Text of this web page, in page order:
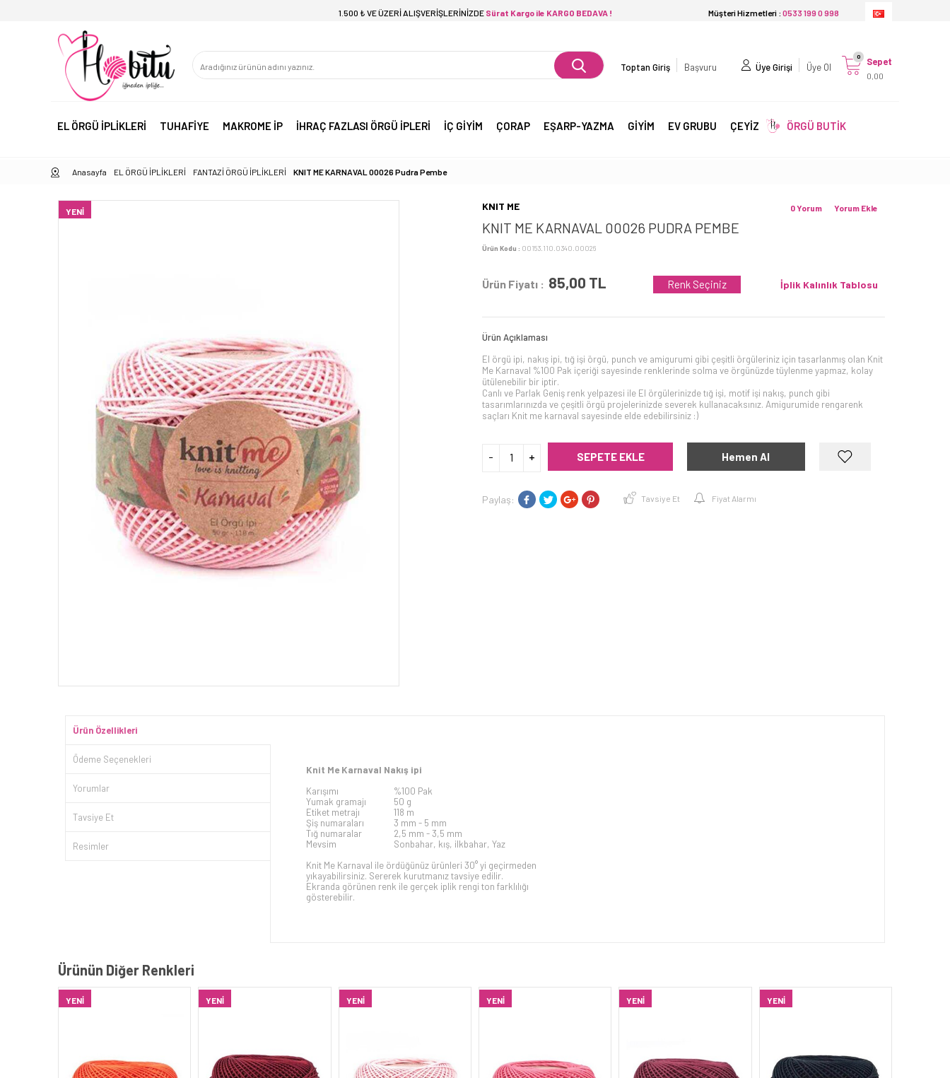
1.500 ₺ VE ÜZERİ ALIŞVERİŞLERİNİZDE Sürat Kargo ile KARGO BEDAVA ! Müşteri Hizmetleri : 0533 199 0 998
Başvuru
Toptan Giriş Üye Girişi Üye Ol Sepet
0,00
0
EL ÖRGÜ İPLİKLERİ TUHAFİYE MAKROME İP İHRAÇ FAZLASI ÖRGÜ İPLERİ İÇ GİYİM ÇORAP EŞARP-YAZMA GİYİM EV GRUBU ÇEYİZ ÖRGÜ BUTİK
Anasayfa EL ÖRGÜ İPLİKLERİ FANTAZİ ÖRGÜ İPLİKLERİ KNIT ME KARNAVAL 00026 Pudra Pembe
YENI KNIT ME
KNIT ME KARNAVAL 00026 PUDRA PEMBE
Ürün Kodu : 00153.110.0340.00026
Yorum Ekle
0 Yorum
Ürün Fiyatı : 85,00 TL İplik Kalınlık Tablosu
Renk Seçiniz
Ürün Açıklaması
El örgü ipi, nakış ipi, tığ işi örgü, punch ve amigurumi gibi çeşitli örgüleriniz için tasarlanmış olan Knit
Me Karnaval %100 Pak içeriği sayesinde renklerinde solma ve örgünüzde tüylenme yapmaz, kolay
ütülenebilir bir iptir.
Canlı ve Parlak Geniş renk yelpazesi ile El örgülerinizde tığ işi, motif işi nakış, punch gibi
tasarımlarınızda ve çeşitli örgü projelerinizde severek kullanacaksınız. Amigurumide rengarenk
saçları Knit me karnaval sayesinde elde edebilirsiniz :)
SEPETE EKLE Hemen Al
Paylaş: Tavsiye Et Fiyat Alarmı
Ürün Özellikleri
Ödeme Seçenekleri
Yorumlar
Tavsiye Et
Resimler
Knit Me Karnaval Nakış ipi
Karışımı
%100 Pak
Yumak gramajı
50 g
Etiket metrajı
118 m
Şiş numaraları
3 mm - 5 mm
Tığ numaralar
2,5 mm - 3,5 mm
Mevsim
Sonbahar, kış, ilkbahar, Yaz
Knit Me Karnaval ile ördüğünüz ürünleri 30° yi geçirmeden
yıkayabilirsiniz. Sererek kurutmanız tavsiye edilir.
Ekranda görünen renk ile gerçek iplik rengi ton farklılığı
gösterebilir.
Ürünün Diğer Renkleri
YENI YENI YENI YENI YENI YENI